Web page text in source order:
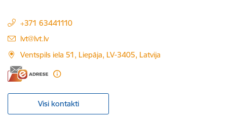
+371 63441110
E-pasts:
lvt@lvt.lv
Ventspils iela 51, Liepāja, LV-3405, Latvija
Visi kontakti